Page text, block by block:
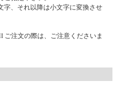
、それ以降は小文字に変換させ
注文の際は、ご注意くださいま